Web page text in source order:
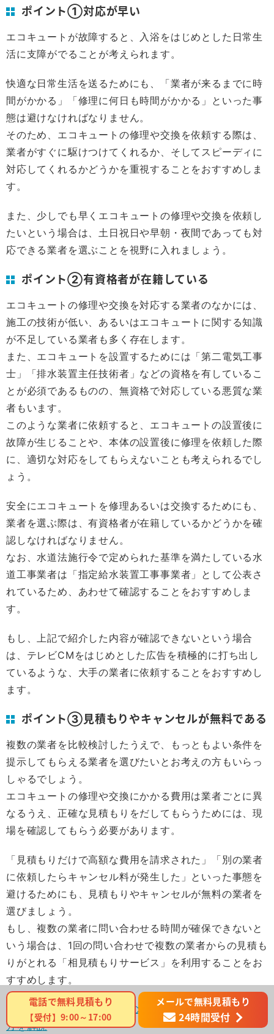
ポイント①対応が早い
エコキュートが故障すると、入浴をはじめとした日常生
活に支障がでることが考えられます。
快適な日常生活を送るためにも、「業者が来るまでに時
間がかかる」「修理に何日も時間がかかる」といった事
態は避けなければなりません。
そのため、エコキュートの修理や交換を依頼する際は、
業者がすぐに駆けつけてくれるか、そしてスピーディに
対応してくれるかどうかを重視することをおすすめしま
す。
また、少しでも早くエコキュートの修理や交換を依頼し
たいという場合は、土日祝日や早朝・夜間であっても対
応できる業者を選ぶことを視野に入れましょう。
ポイント②有資格者が在籍している
エコキュートの修理や交換を対応する業者のなかには、
施工の技術が低い、あるいはエコキュートに関する知識
が不足している業者も多く存在します。
また、エコキュートを設置するためには「第二電気工事
士」「排水装置主任技術者」などの資格を有しているこ
とが必須であるものの、無資格で対応している悪質な業
者もいます。
このような業者に依頼すると、エコキュートの設置後に
故障が生じることや、本体の設置後に修理を依頼した際
に、適切な対応をしてもらえないことも考えられるでし
ょう。
安全にエコキュートを修理あるいは交換するためにも、
業者を選ぶ際は、有資格者が在籍しているかどうかを確
認しなければなりません。
なお、水道法施行令で定められた基準を満たしている水
道工事業者は「指定給水装置工事事業者」として公表さ
れているため、あわせて確認することをおすすめしま
す。
もし、上記で紹介した内容が確認できないという場合
は、テレビCMをはじめとした広告を積極的に打ち出し
ているような、大手の業者に依頼することをおすすめし
ます。
ポイント③見積もりやキャンセルが無料である
複数の業者を比較検討したうえで、もっともよい条件を
提示してもらえる業者を選びたいとお考えの方もいらっ
しゃるでしょう。
エコキュートの修理や交換にかかる費用は業者ごとに異
なるうえ、正確な見積もりをだしてもらうためには、現
場を確認してもらう必要があります。
「見積もりだけで高額な費用を請求された」「別の業者
に依頼したらキャンセル料が発生した」といった事態を
避けるためにも、見積もりやキャンセルが無料の業者を
選びましょう。
もし、複数の業者に問い合わせる時間が確保できないと
いう場合は、1回の問い合わせで複数の業者からの見積も
りがとれる「相見積もりサービス」を利用することをお
すすめします。
＞＞＞ 関連記事：給湯器の交換はどこに頼むの？選び
方を解説
電話で無料見積もり
【受付】9:00～17:00
メールで無料見積もり
24時間受付